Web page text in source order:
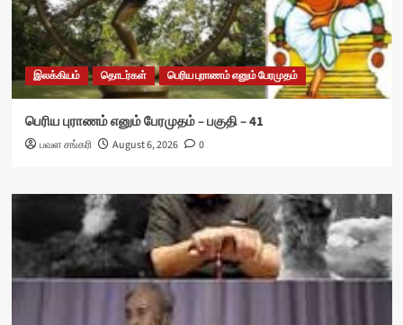
இலக்கியம் தொடர்கள் பெரிய புராணம் எனும் பேரமுதம்
பெரிய புராணம் எனும் பேரமுதம் – பகுதி – 41
பவள சங்கரி August 6, 2026 0